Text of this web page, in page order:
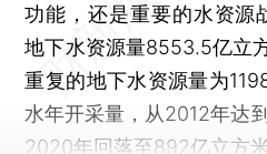
功能，还是重要的水资源
地下水资源量8553.5亿立
重复的地下水资源量为
水年开采量，从2012年达
2020年回落至892亿立方米